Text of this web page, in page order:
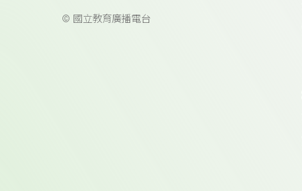
© 國立教育廣播電台